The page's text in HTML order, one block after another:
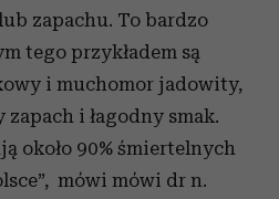
zapachu. To bardzo
tego przykładem są
i muchomor jadowity,
i łagodny smak.
około 90% śmiertelnych
”, mówi mówi dr n.